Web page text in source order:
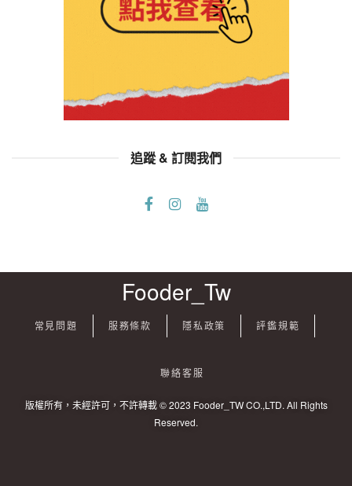
追蹤 & 訂閱我們
Fooder_Tw
常見問題 服務條款 隱私政策 評鑑規範
聯絡客服
版權所有，未經許可，不許轉載 © 2023 Fooder_TW CO.,LTD. All Rights
Reserved.